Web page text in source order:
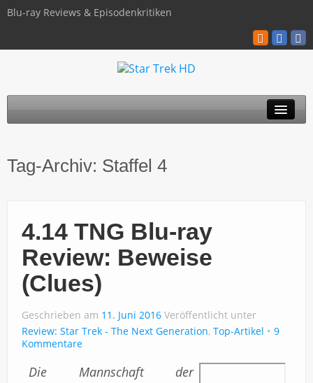
Blu-ray Reviews & Episodenkritiken
TNG
Kinofilme
Blu-ray / 4K
Über uns
Impressum
Tag-Archiv: Staffel 4
4.14 TNG Blu-ray
Review: Beweise
(Clues)
Geschrieben am 11. Juni 2016 Veröffentlicht unter
Review: Star Trek - The Next Generation, Top-Artikel
9
Kommentare
Die Mannschaft der